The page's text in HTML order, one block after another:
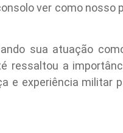
ver como nosso
sua atuação
ressaltou a
e experiência militar